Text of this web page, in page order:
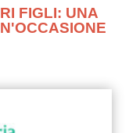
FIGLI: UNA